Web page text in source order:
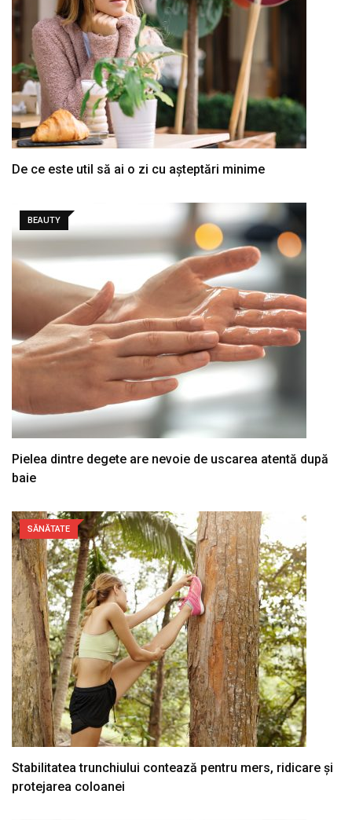
De ce este util să ai o zi cu așteptări minime
BEAUTY
Pielea dintre degete are nevoie de uscarea atentă după
baie
SĂNĂTATE
Stabilitatea trunchiului contează pentru mers, ridicare și
protejarea coloanei